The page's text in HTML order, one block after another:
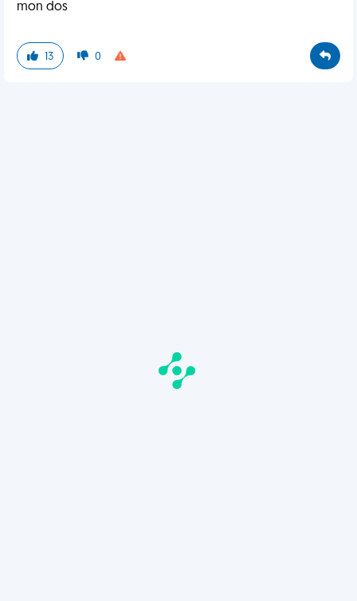
mon dos
13 0